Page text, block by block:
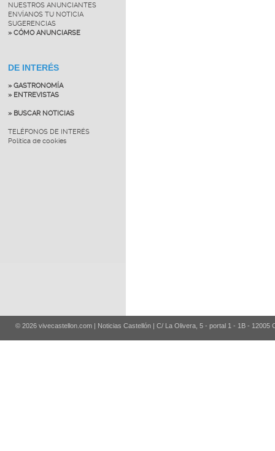
NUESTROS ANUNCIANTES
ENVÍANOS TU NOTICIA
SUGERENCIAS
» CÓMO ANUNCIARSE
DE INTERÉS
» GASTRONOMÍA
» ENTREVISTAS
» BUSCAR NOTICIAS
TELÉFONOS DE INTERÉS
Política de cookies
© 2026 vivecastellon.com | Noticias Castellón | C/ La Olivera, 5 - portal 1 - 1B - 12005